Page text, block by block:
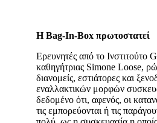
Η Bag-In-Box πρωτοστατεί
Ερευνητές από το Ινστιτούτο
καθηγήτριας Simone Loose,
διανομείς, εστιάτορες και
εναλλακτικών μορφών
δεδομένο ότι, αφενός, οι
τις εμπορεύονται ή τις